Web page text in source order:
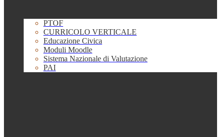
PTOF
CURRICOLO VERTICALE
Educazione Civica
Moduli Moodle
Sistema Nazionale di Valutazione
PAI